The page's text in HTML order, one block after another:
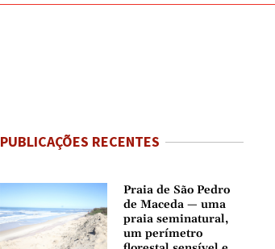
PUBLICAÇÕES RECENTES
Praia de São Pedro
de Maceda — uma
praia seminatural,
um perímetro